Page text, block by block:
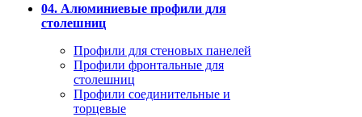
04. Алюминиевые профили для
столешниц
Профили для стеновых панелей
Профили фронтальные для
столешниц
Профили соединительные и
торцевые